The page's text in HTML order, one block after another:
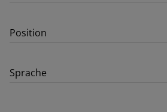
Position
Sprache